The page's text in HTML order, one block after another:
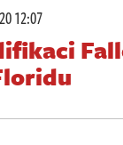
12:07